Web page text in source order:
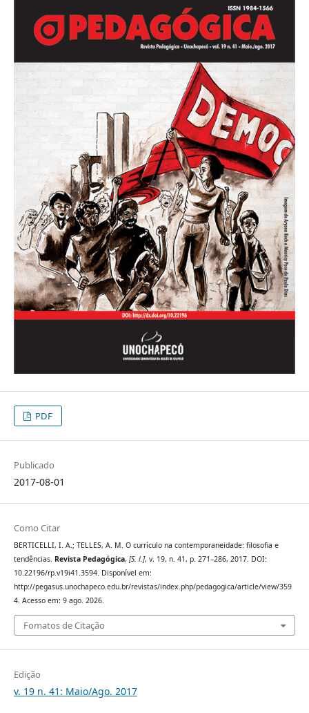
PDF
Publicado
2017-08-01
Como Citar
BERTICELLI, I. A.; TELLES, A. M. O currículo na contemporaneidade: filosofia e
tendências. Revista Pedagógica, [S. l.], v. 19, n. 41, p. 271–286, 2017. DOI:
10.22196/rp.v19i41.3594. Disponível em:
http://pegasus.unochapeco.edu.br/revistas/index.php/pedagogica/article/view/359
4. Acesso em: 9 ago. 2026.
Fomatos de Citação
Edição
v. 19 n. 41: Maio/Ago. 2017